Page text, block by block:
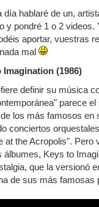
día hablaré de un,
y pondré 1 o 2 videos.
aportar, vuestras
mal
Imagination (1986)
definir su música
parece el
los más famosos en
conciertos
at the Acropolis". Pero
álbumes, Keys to
que la versionó
de sus más famosas